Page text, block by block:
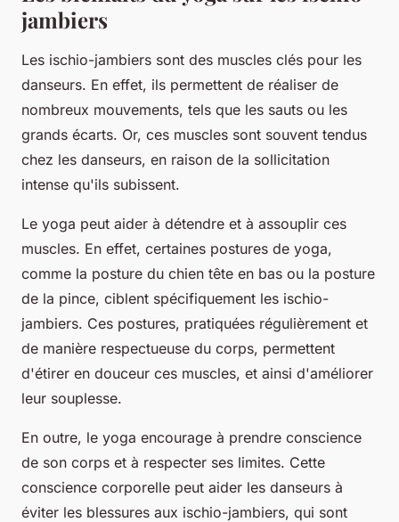
jambiers
Les ischio-jambiers sont des muscles clés pour les
danseurs. En effet, ils permettent de réaliser de
nombreux mouvements, tels que les sauts ou les
grands écarts. Or, ces muscles sont souvent tendus
chez les danseurs, en raison de la sollicitation
intense qu'ils subissent.
Le yoga peut aider à détendre et à assouplir ces
muscles. En effet, certaines postures de yoga,
comme la posture du chien tête en bas ou la posture
de la pince, ciblent spécifiquement les ischio-
jambiers. Ces postures, pratiquées régulièrement et
de manière respectueuse du corps, permettent
d'étirer en douceur ces muscles, et ainsi d'améliorer
leur souplesse.
En outre, le yoga encourage à prendre conscience
de son corps et à respecter ses limites. Cette
conscience corporelle peut aider les danseurs à
éviter les blessures aux ischio-jambiers, qui sont